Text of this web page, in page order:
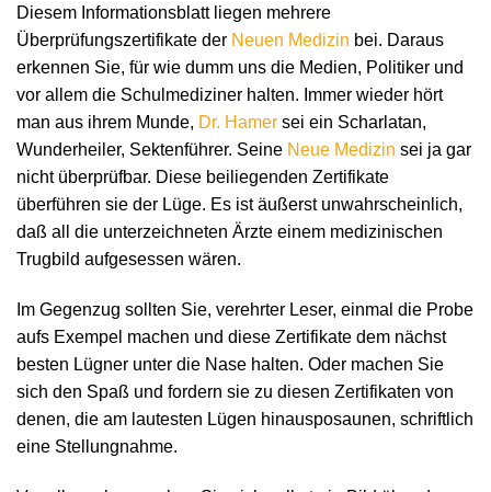
Diesem Informationsblatt liegen mehrere
Überprüfungszertifikate der Neuen Medizin bei. Daraus
erkennen Sie, für wie dumm uns die Medien, Politiker und
vor allem die Schulmediziner halten. Immer wieder hört
man aus ihrem Munde, Dr. Hamer sei ein Scharlatan,
Wunderheiler, Sektenführer. Seine Neue Medizin sei ja gar
nicht überprüfbar. Diese beiliegenden Zertifikate
überführen sie der Lüge. Es ist äußerst unwahrscheinlich,
daß all die unterzeichneten Ärzte einem medizinischen
Trugbild aufgesessen wären.
Im Gegenzug sollten Sie, verehrter Leser, einmal die Probe
aufs Exempel machen und diese Zertifikate dem nächst
besten Lügner unter die Nase halten. Oder machen Sie
sich den Spaß und fordern sie zu diesen Zertifikaten von
denen, die am lautesten Lügen hinausposaunen, schriftlich
eine Stellungnahme.